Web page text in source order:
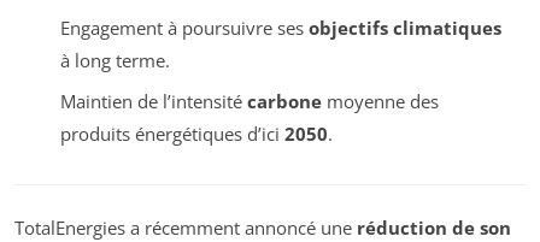
Engagement à poursuivre ses objectifs climatiques
à long terme.
Maintien de l’intensité carbonemoyenne des
produits énergétiques d’ici 2050.
TotalEnergies a récemment annoncé une réduction de son